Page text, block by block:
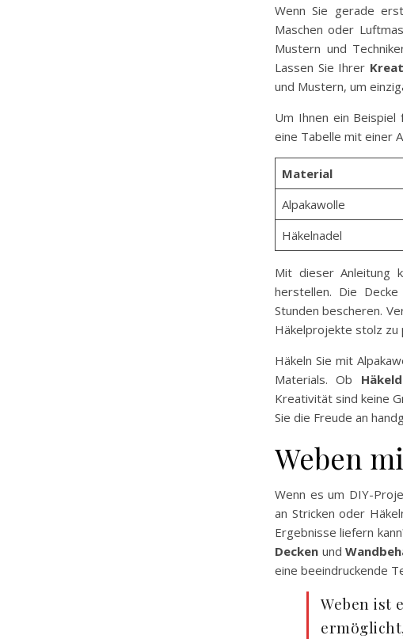
Wenn Sie gerade
Maschen oder
Mustern und
Lassen Sie Ihrer
und Mustern, um
Um Ihnen ein
eine Tabelle mit einer
Material
Alpakawolle
Häkelnadel
Mit dieser Anleitung
herstellen. Die
Stunden bescheren.
Häkelprojekte stolz zu
Häkeln Sie mit
Materials. Ob
Kreativität sind keine
Sie die Freude an
Weben
Wenn es um DIY-
an Stricken oder
Ergebnisse liefern
Decken und
eine beeindruckende
Weben ist